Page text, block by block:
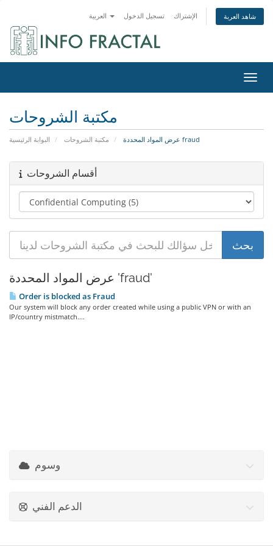
تسجيل الدخول الإشتراك شاهد العربة
مكتبة الشروحات
البوابة الرئيسية مكتبة الشروحات عرض المواد المحددة fraud
أقسام الشروحات
عرض المواد المحددة 'fraud'
Order is blocked as Fraud
Our system will block any order created while using a public VPN or with an
IP/country mistmatch....
وسوم
الدعم الفني